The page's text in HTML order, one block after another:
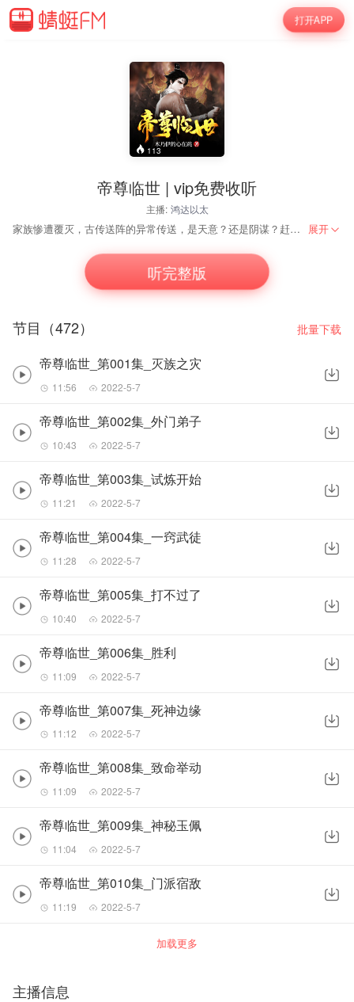
打开APP
113
帝尊临世 | vip免费收听
主播: 鸿达以太
家族惨遭覆灭，古传送阵的异常传送，是天意？还是阴谋？赶尸人现，天地动乱，这一世又将遭遇怎样的劫难？刀光剑影，金戈铁马，你说这世道太乱！你说你想四海为家，是否与我仗剑天涯？你说你绝代天骄，是否敢接我倾城一剑？你说我的书很烂，是否敢看一下这不一样的玄幻？ 作者：木乃伊的心在跳 展开
听完整版
节目（472） 批量下载
帝尊临世_第001集_灭族之灾
11:56 2022-5-7
帝尊临世_第002集_外门弟子
10:43 2022-5-7
帝尊临世_第003集_试炼开始
11:21 2022-5-7
帝尊临世_第004集_一窍武徒
11:28 2022-5-7
帝尊临世_第005集_打不过了
10:40 2022-5-7
帝尊临世_第006集_胜利
11:09 2022-5-7
帝尊临世_第007集_死神边缘
11:12 2022-5-7
帝尊临世_第008集_致命举动
11:09 2022-5-7
帝尊临世_第009集_神秘玉佩
11:04 2022-5-7
帝尊临世_第010集_门派宿敌
11:19 2022-5-7
加载更多
主播信息